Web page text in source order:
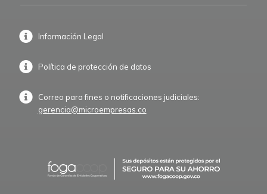
Información Legal
Política de protección de datos
Correo para fines o notificaciones judiciales:
gerencia@microempresas.co